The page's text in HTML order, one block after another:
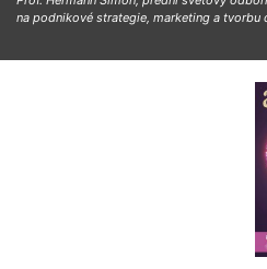
na podnikové strategie, marketing a tvorbu